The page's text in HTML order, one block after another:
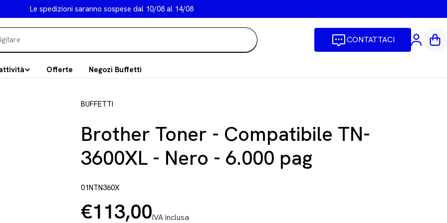
Le spedizioni saranno sospese dal 10/08 al 14/08
CONTATTACI
Offerte Negozi Buffetti
BUFFETTI
Brother Toner - Compatibile TN-
3600XL - Nero - 6.000 pag
01NTN360X
Prezzo
€113,00IVA inclusa